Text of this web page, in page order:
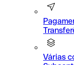
Várias